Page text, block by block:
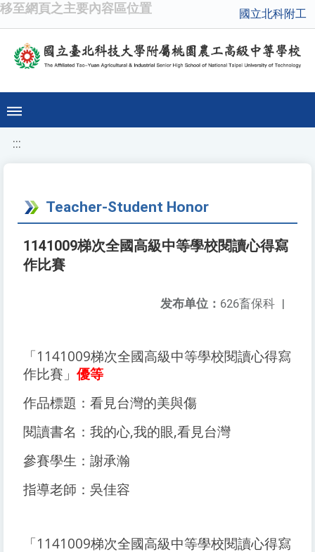
移至網頁之主要內容區位置 國立北科附工
:::
Teacher-Student Honor
1141009梯次全國高級中等學校閱讀心得寫
作比賽
发布单位： 626畜保科 |
「1141009梯次全國高級中等學校閱讀心得寫
作比賽」 優等
作品標題：看見台灣的美與傷
閱讀書名：我的心,我的眼,看見台灣
參賽學生：謝承瀚
指導老師：吳佳容
「1141009梯次全國高級中等學校閱讀心得寫